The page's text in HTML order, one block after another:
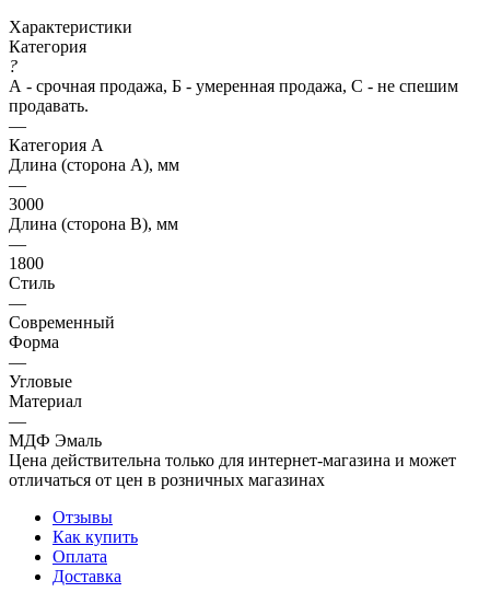
Характеристики
Категория
?
А - срочная продажа, Б - умеренная продажа, С - не спешим
продавать.
—
Категория А
Длина (сторона А), мм
—
3000
Длина (сторона В), мм
—
1800
Стиль
—
Современный
Форма
—
Угловые
Материал
—
МДФ Эмаль
Цена действительна только для интернет-магазина и может
отличаться от цен в розничных магазинах
Отзывы
Как купить
Оплата
Доставка